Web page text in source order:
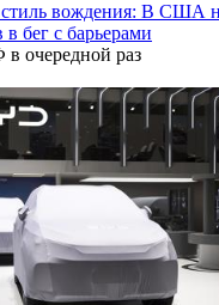
вождения: В США
бег с барьерами
очередной раз